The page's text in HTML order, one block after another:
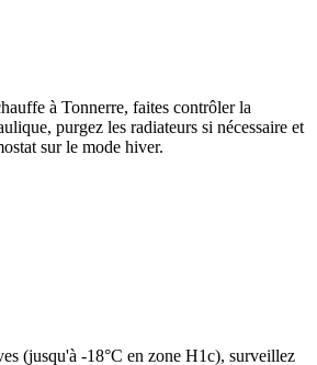
à Tonnerre, faites contrôler la
purgez les radiateurs si nécessaire et
sur le mode hiver.
(jusqu'à -18°C en zone H1c), surveillez